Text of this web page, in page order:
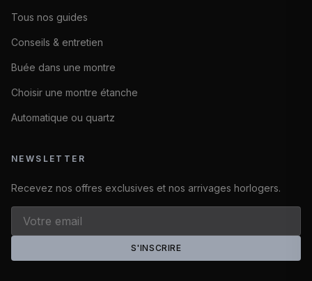
Tous nos guides
Conseils & entretien
Buée dans une montre
Choisir une montre étanche
Automatique ou quartz
NEWSLETTER
Recevez nos offres exclusives et nos arrivages horlogers.
S'INSCRIRE